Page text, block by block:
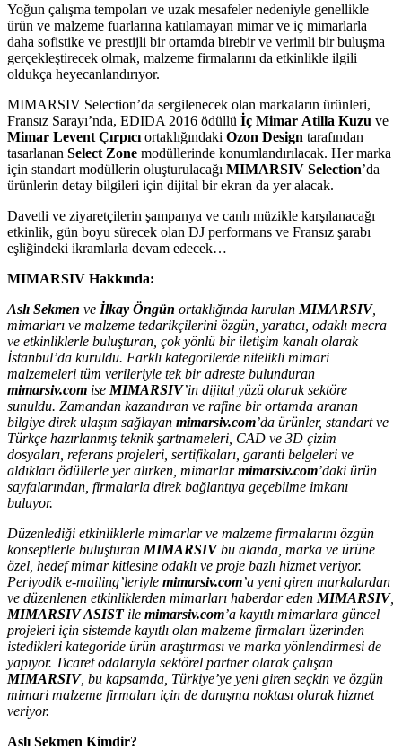
Yoğun çalışma tempoları ve uzak mesafeler nedeniyle genellikle
ürün ve malzeme fuarlarına katılamayan mimar ve iç mimarlarla
daha sofistike ve prestijli bir ortamda birebir ve verimli bir buluşma
gerçekleştirecek olmak, malzeme firmalarını da etkinlikle ilgili
oldukça heyecanlandırıyor.
MIMARSIV Selection’da sergilenecek olan markaların ürünleri,
Fransız Sarayı’nda, EDIDA 2016 ödüllü İç Mimar Atilla Kuzu ve
Mimar Levent Çırpıcı ortaklığındaki Ozon Design tarafından
tasarlanan Select Zone modüllerinde konumlandırılacak. Her marka
için standart modüllerin oluşturulacağı MIMARSIV Selection’da
ürünlerin detay bilgileri için dijital bir ekran da yer alacak.
Davetli ve ziyaretçilerin şampanya ve canlı müzikle karşılanacağı
etkinlik, gün boyu sürecek olan DJ performans ve Fransız şarabı
eşliğindeki ikramlarla devam edecek…
MIMARSIV Hakkında:
Aslı Sekmen ve İlkay Öngün ortaklığında kurulan MIMARSIV,
mimarları ve malzeme tedarikçilerini özgün, yaratıcı, odaklı mecra
ve etkinliklerle buluşturan, çok yönlü bir iletişim kanalı olarak
İstanbul’da kuruldu. Farklı kategorilerde nitelikli mimari
malzemeleri tüm verileriyle tek bir adreste bulunduran
mimarsiv.com ise MIMARSIV’in dijital yüzü olarak sektöre
sunuldu. Zamandan kazandıran ve rafine bir ortamda aranan
bilgiye direk ulaşım sağlayan mimarsiv.com’da ürünler, standart ve
Türkçe hazırlanmış teknik şartnameleri, CAD ve 3D çizim
dosyaları, referans projeleri, sertifikaları, garanti belgeleri ve
aldıkları ödüllerle yer alırken, mimarlarmimarsiv.com’daki ürün
sayfalarından, firmalarla direk bağlantıya geçebilme imkanı
buluyor.
Düzenlediği etkinliklerle mimarlar ve malzeme firmalarını özgün
konseptlerle buluşturan MIMARSIVbu alanda, marka ve ürüne
özel, hedef mimar kitlesine odaklı ve proje bazlı hizmet veriyor.
Periyodik e-mailing’leriyle mimarsiv.com’a yeni giren markalardan
ve düzenlenen etkinliklerden mimarları haberdar eden MIMARSIV,
MIMARSIV ASIST ile mimarsiv.com’a kayıtlı mimarlara güncel
projeleri için sistemde kayıtlı olan malzeme firmaları üzerinden
istedikleri kategoride ürün araştırması ve marka yönlendirmesi de
yapıyor. Ticaret odalarıyla sektörel partner olarak çalışan
MIMARSIV, bu kapsamda, Türkiye’ye yeni giren seçkin ve özgün
mimari malzeme firmaları için de danışma noktası olarak hizmet
veriyor.
Aslı Sekmen Kimdir?